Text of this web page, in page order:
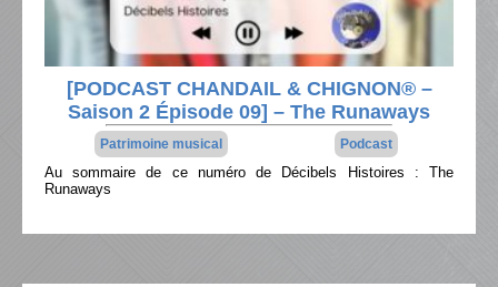
[PODCAST CHANDAIL & CHIGNON® –
Saison 2 Épisode 09] – The Runaways
Patrimoine musical Podcast
Au sommaire de ce numéro de Décibels Histoires : The
Runaways